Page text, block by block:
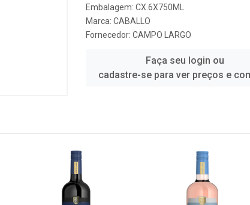
Embalagem: CX.6X750ML
Marca: CABALLO
Fornecedor: CAMPO LARGO
Faça seu login ou
cadastre-se para ver preços e